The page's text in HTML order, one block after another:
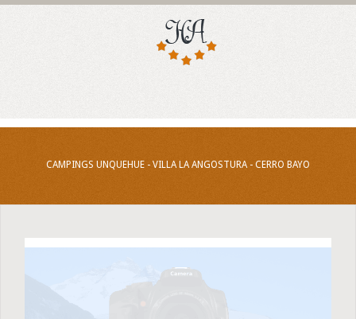
CAMPINGS UNQUEHUE - VILLA LA ANGOSTURA - CERRO BAYO